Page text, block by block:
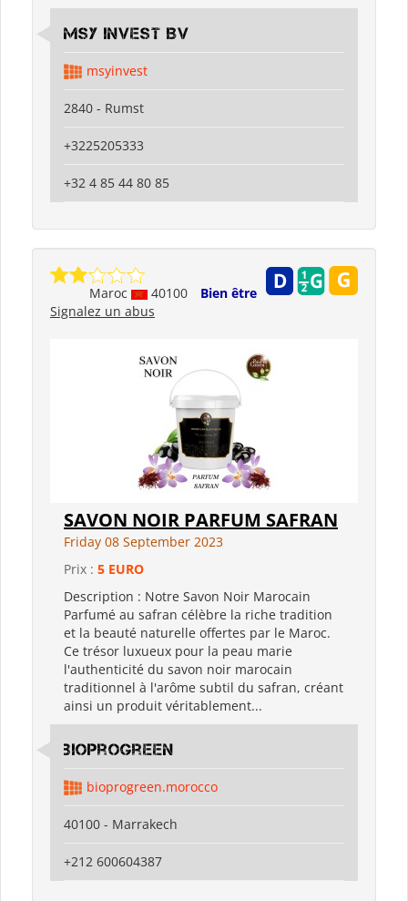
MSY Invest BV
msyinvest
2840 - Rumst
+3225205333
+32 4 85 44 80 85
Maroc 40100
Bien être
Signalez un abus
SAVON NOIR PARFUM SAFRAN
Friday 08 September 2023
Prix : 5 EURO
Description : Notre Savon Noir Marocain
Parfumé au safran célèbre la riche tradition
et la beauté naturelle offertes par le Maroc.
Ce trésor luxueux pour la peau marie
l'authenticité du savon noir marocain
traditionnel à l'arôme subtil du safran, créant
ainsi un produit véritablement...
bioprogreen
bioprogreen.morocco
40100 - Marrakech
+212 600604387